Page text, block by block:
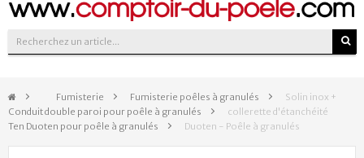
Suivez-nous sur :
&gt; Fumisterie > Fumisterie poêles à granulés
>
Conduit double paroi pour poêle à granulés
>
Ten Duoten pour poêle à granulés
>
Solin inox +
collerette d'étanchéité
Duoten - Poêle à granulés